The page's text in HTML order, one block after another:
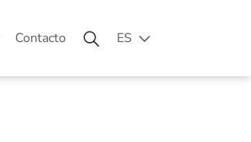
Contacto ES